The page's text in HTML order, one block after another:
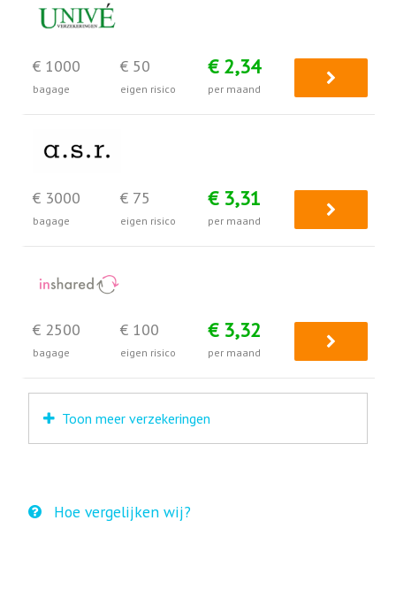
€ 1000
bagage
€ 50
eigen risico
€ 2,34
per maand
€ 3000
bagage
€ 75
eigen risico
€ 3,31
per maand
€ 2500
bagage
€ 100
eigen risico
€ 3,32
per maand
Toon meer verzekeringen
Hoe vergelijken wij?